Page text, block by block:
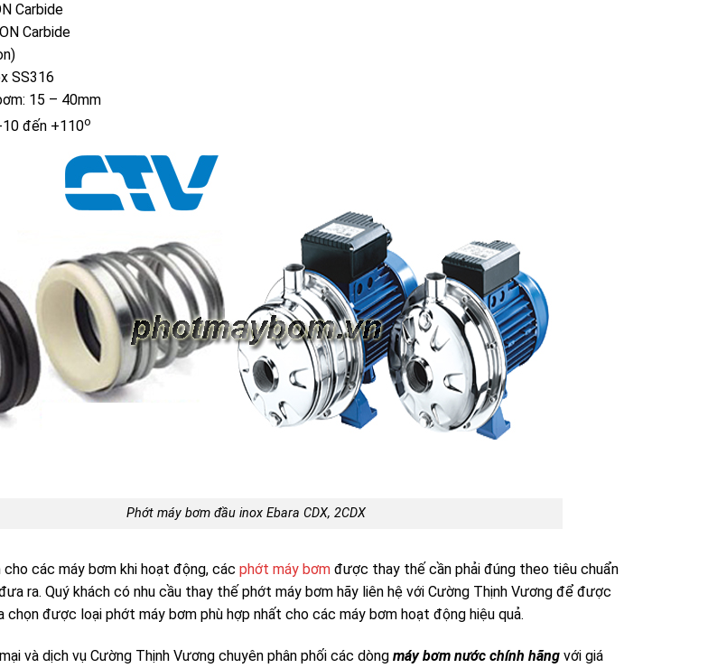
Carbide
Carbide
SS316
15 – 40mm
đến +110o
Phớt máy bơm đầu inox Ebara CDX, 2CDX
các máy bơm khi hoạt động, các phớt máy bơmđược thay thế cần phải đúng theo tiêu chuẩn
ra. Quý khách có nhu cầu thay thế phớt máy bơm hãy liên hệ với Cường Thịnh Vương để được
được loại phớt máy bơm phù hợp nhất cho các máy bơm hoạt động hiệu quả.
và dịch vụ Cường Thịnh Vương chuyên phân phối các dòng máy bơm nước chính hãngvới giá